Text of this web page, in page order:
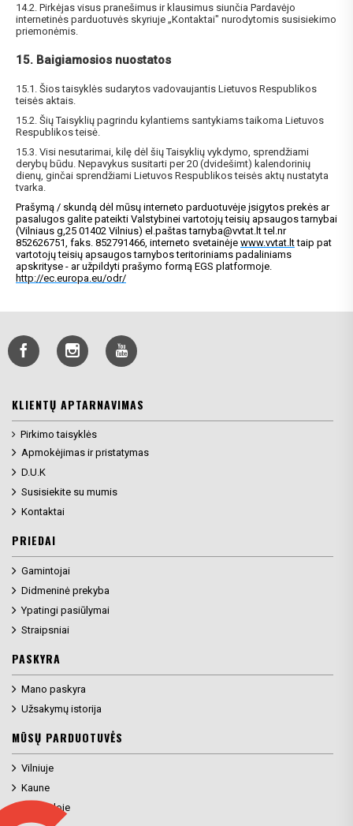
14.2. Pirkėjas visus pranešimus ir klausimus siunčia Pardavėjo
internetinės parduotuvės skyriuje „Kontaktai" nurodytomis susisiekimo
priemonėmis.
15. Baigiamosios nuostatos
15.1. Šios taisyklės sudarytos vadovaujantis Lietuvos Respublikos
teisės aktais.
15.2. Šių Taisyklių pagrindu kylantiems santykiams taikoma Lietuvos
Respublikos teisė.
15.3. Visi nesutarimai, kilę dėl šių Taisyklių vykdymo, sprendžiami
derybų būdu. Nepavykus susitarti per 20 (dvidešimt) kalendorinių
dienų, ginčai sprendžiami Lietuvos Respublikos teisės aktų nustatyta
tvarka.
Prašymą / skundą dėl mūsų interneto parduotuvėje įsigytos prekės ar
pasalugos galite pateikti Valstybinei vartotojų teisių apsaugos tarnybai
(Vilniaus g,25 01402 Vilnius) el.paštastarnyba@vvtat.lttel.nr
852626751, faks. 852791466, interneto svetainėje www.vvtat.lttaip pat
vartotojų teisių apsaugos tarnybos teritoriniams padaliniams
apskrityse - ar užpildyti prašymo formą EGS platformoje.
http://ec.europa.eu/odr/
KLIENTŲ APTARNAVIMAS
Pirkimo taisyklės
Apmokėjimas ir pristatymas
D.U.K
Susisiekite su mumis
Kontaktai
PRIEDAI
Gamintojai
Didmeninė prekyba
Ypatingi pasiūlymai
Straipsniai
PASKYRA
Mano paskyra
Užsakymų istorija
MŪSŲ PARDUOTUVĖS
Vilniuje
Kaune
Klaipėdoje